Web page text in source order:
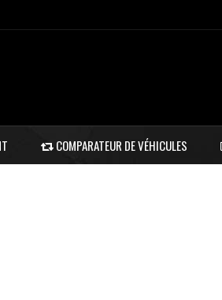
COMPARATEUR DE VÉHICULES